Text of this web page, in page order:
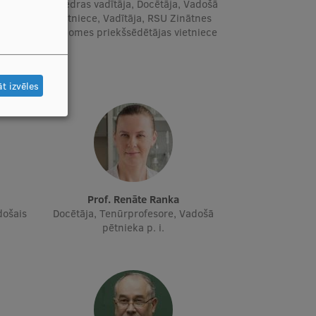
Katedras vadītāja, Docētāja, Vadošā
pētniece, Vadītāja, RSU Zinātnes
padomes priekšsēdētājas vietniece
Prof. Renāte Ranka
Docētāja, Tenūrprofesore, Vadošā
pētnieka p. i.
izvēles